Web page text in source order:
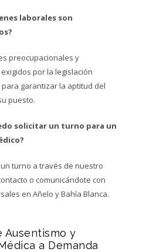
laborales son
preocupacionales y
por la legislación
garantizar la aptitud del
puesto.
solicitar un turno para un
turno a través de nuestro
o comunicándote con
en Añelo y Bahía Blanca.
Ausentismo y
a Demanda